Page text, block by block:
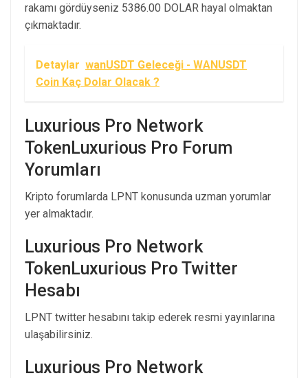
rakamı gördüyseniz 5386.00 DOLAR hayal olmaktan
çıkmaktadır.
Detaylar wanUSDT Geleceği - WANUSDT
Coin Kaç Dolar Olacak ?
Luxurious Pro Network
TokenLuxurious Pro Forum
Yorumları
Kripto forumlarda LPNT konusunda uzman yorumlar
yer almaktadır.
Luxurious Pro Network
TokenLuxurious Pro Twitter
Hesabı
LPNT twitter hesabını takip ederek resmi yayınlarına
ulaşabilirsiniz.
Luxurious Pro Network